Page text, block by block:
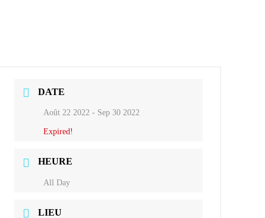
DATE
Août 22 2022 - Sep 30 2022
Expired!
HEURE
All Day
LIEU